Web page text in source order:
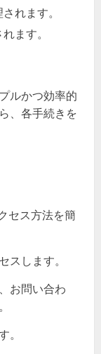
れます。
ます。
ルかつ効率的
、各手続きを
セス方法を簡
スします。
お問い合わ